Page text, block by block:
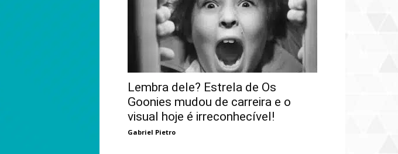
Lembra dele? Estrela de Os
Goonies mudou de carreira e o
visual hoje é irreconhecível!
Gabriel Pietro